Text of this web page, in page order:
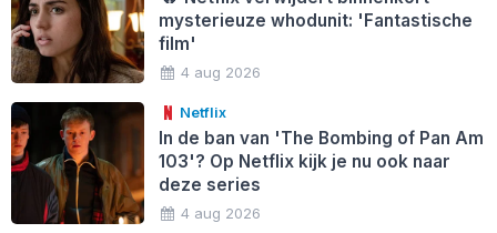
mysterieuze whodunit: 'Fantastische
film'
4 aug 2026
Netflix
In de ban van 'The Bombing of Pan Am
103'? Op Netflix kijk je nu ook naar
deze series
4 aug 2026